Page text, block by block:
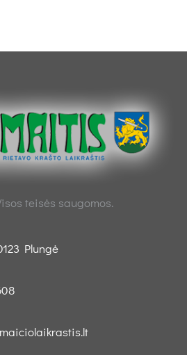
teisės saugomos.
Plungė